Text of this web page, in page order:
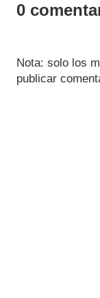
0
Nota: solo los
publicar